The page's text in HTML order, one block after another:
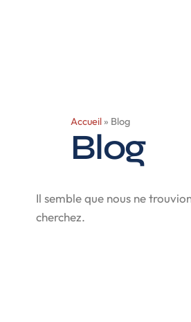
Accueil » Blog
Blog
Il semble que nous ne
cherchez.